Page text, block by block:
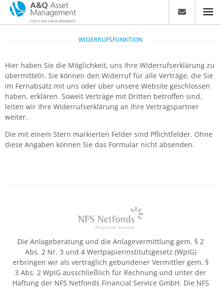
WIDERRUFSFUNKTION
Hier haben Sie die Möglichkeit, uns Ihre Widerrufserklärung zu
übermitteln. Sie können den Widerruf für alle Verträge, die Sie
im Fernabsatz mit uns oder über unsere Website geschlossen
haben, erklären. Soweit Verträge mit Dritten betroffen sind,
leiten wir Ihre Widerrufserklärung an Ihre Vertragspartner
weiter.
Die mit einem Stern markierten Felder sind Pflichtfelder. Ohne
diese Angaben können Sie das Formular nicht absenden.
Die Anlageberatung und die Anlagevermittlung gem. § 2
Abs. 2 Nr. 3 und 4 Wertpapierinstitutsgesetz (WpIG)
erbringen wir als vertraglich gebundener Vermittler gem. §
3 Abs. 2 WpIG ausschließlich für Rechnung und unter der
Haftung der NFS Netfonds Financial Service GmbH. Die NFS